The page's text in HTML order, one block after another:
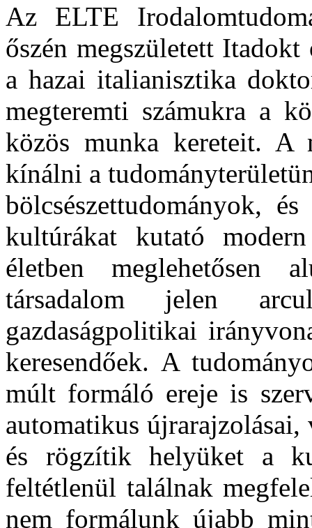
Az ELTE
őszén megszületett
a hazai italianisztika
megteremti számukra a
közös munka kereteit. A
kínálni a
bölcsészettudományok,
kultúrákat kutató
életben meglehetősen
társadalom jelen
gazdaságpolitikai
keresendőek. A
múlt formáló ereje is
automatikus
és rögzítik helyüket a
feltétlenül találnak
nem formálunk újabb